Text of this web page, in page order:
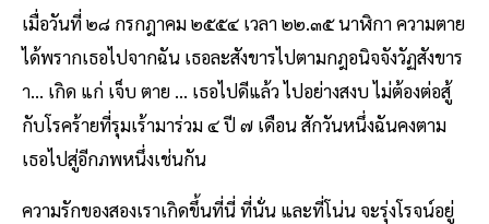
เมื่อวันที่ ๒๘ กรกฎาคม ๒๕๕๔ เวลา ๒๒.๓๕ นาฬิกา ความตาย
ได้พรากเธอไปจากฉัน เธอละสังขารไปตามกฎอนิจจังวัฏสังขาร
า... เกิด แก่ เจ็บ ตาย ... เธอไปดีแล้ว ไปอย่างสงบ ไม่ต้องต่อสู้
กับโรคร้ายที่รุมเร้ามาร่วม ๔ ปี ๗ เดือน สักวันหนึ่งฉันคงตาม
เธอไปสู่อีกภพหนึ่งเช่นกัน
ความรักของสองเราเกิดขึ้นที่นี่ ที่นั่น และที่โน่น จะรุ่งโรจน์อยู่